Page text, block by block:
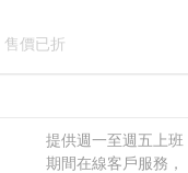
售價已折
提供週一至週五上班
期間在線客戶服務，